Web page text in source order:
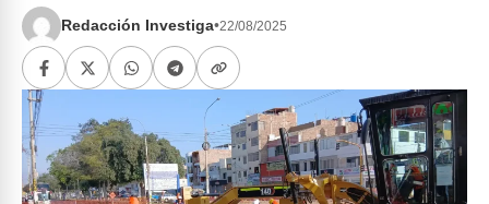
Redacción Investiga•22/08/2025